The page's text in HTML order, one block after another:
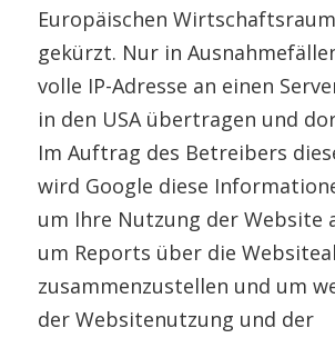
Europäischen
gekürzt. Nur in
volle IP-Adresse an einen
in den USA übertragen und
Im Auftrag des Betreibers
wird Google diese
um Ihre Nutzung der Website
um Reports über die
zusammenzustellen und um
der Websitenutzung und der